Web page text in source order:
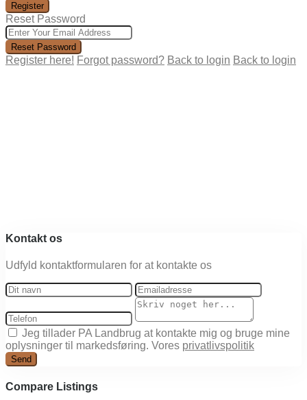
Register
Reset Password
Reset Password
Register here! Forgot password? Back to login Back to login
Kontakt os
Udfyld kontaktformularen for at kontakte os
Jeg tillader PA Landbrug at kontakte mig og bruge mine
oplysninger til markedsføring. Vores privatlivspolitik
Send
Compare Listings